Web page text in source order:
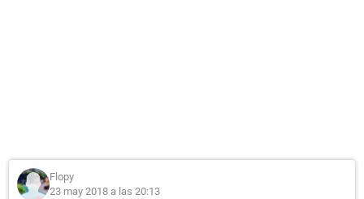
Flopy
23 may 2018 a las 20:13